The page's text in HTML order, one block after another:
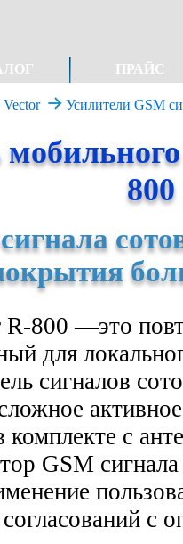
ПРАЙС
Vector Усилители GSM
800
800 —это
для
сигналов
с
GSM
с